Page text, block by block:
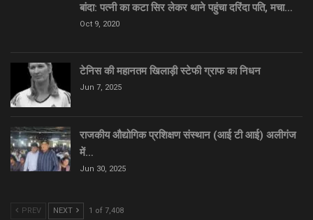
बांदा: पत्नी का कटा सिर लेकर थाने पहुंचा दरिंदा पति, मचा…
Oct 9, 2020
टेनिस की महानतम खिलाड़ी स्टेफी ग्राफ का निधन
Jun 7, 2025
राजकीय औद्योगिक प्रशिक्षण संस्थान (आई टी आई) अलीगंज
में…
Jun 30, 2025
PREV NEXT 1 of 7,408